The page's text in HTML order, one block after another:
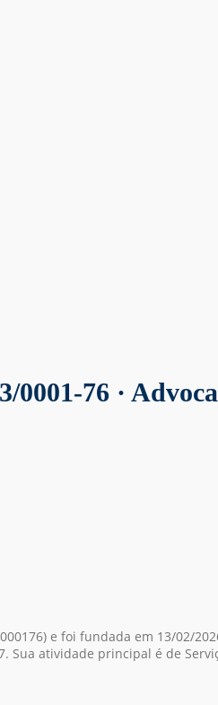
0001-76 ·
e foi fundada em 13/02/
Sua atividade principal é de